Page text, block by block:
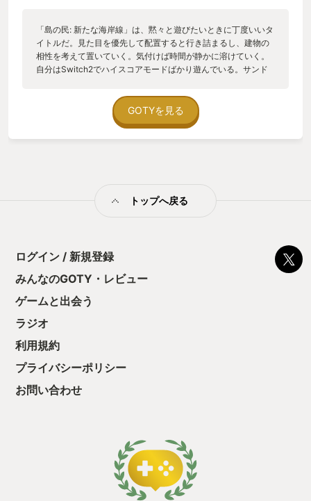
「島の民: 新たな海岸線」は、黙々と遊びたいときに丁度いいタ
イトルだ。見た目を優先して配置すると行き詰まるし、建物の
相性を考えて置いていく。気付けば時間が静かに溶けていく。
自分はSwitch2でハイスコアモードばかり遊んでいる。サンド
ハイスコアモードは各ステージに基準スコアが決まっていて、
建物の組み合わせで得点が大きく変化する。淡々と最適解を探
す感覚がパズルに近い。 島の平地が少なく、置ける位置が限ら
るのが、このゲームの良い所だ。 静かに頭を使えるうえ、景観
GOTYを見る
トップへ戻る
ログイン / 新規登録
みんなのGOTY・レビュー
ゲームと出会う
ラジオ
利用規約
プライバシーポリシー
お問い合わせ